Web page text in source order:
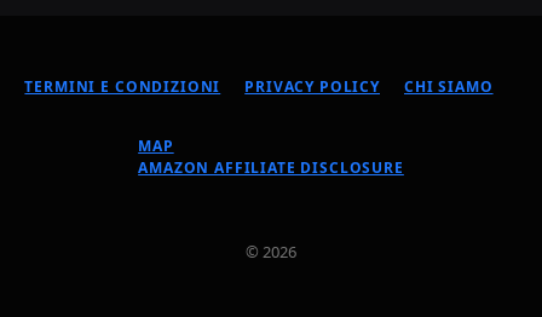
TERMINI E CONDIZIONI PRIVACY POLICY CHI SIAMO
MAP
AMAZON AFFILIATE DISCLOSURE
© 2026